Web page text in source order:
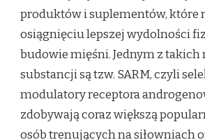
produktów i suplementów, które
osiągnięciu lepszej wydolności
budowie mięśni. Jednym z takich
substancji są tzw. SARM, czyli
modulatory receptora
zdobywają coraz większą
osób trenujących na siłowniach